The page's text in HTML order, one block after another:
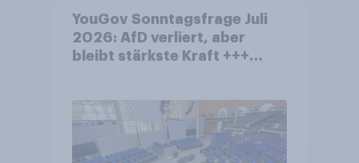
YouGov Sonntagsfrage Juli
2026: AfD verliert, aber
bleibt stärkste Kraft +++